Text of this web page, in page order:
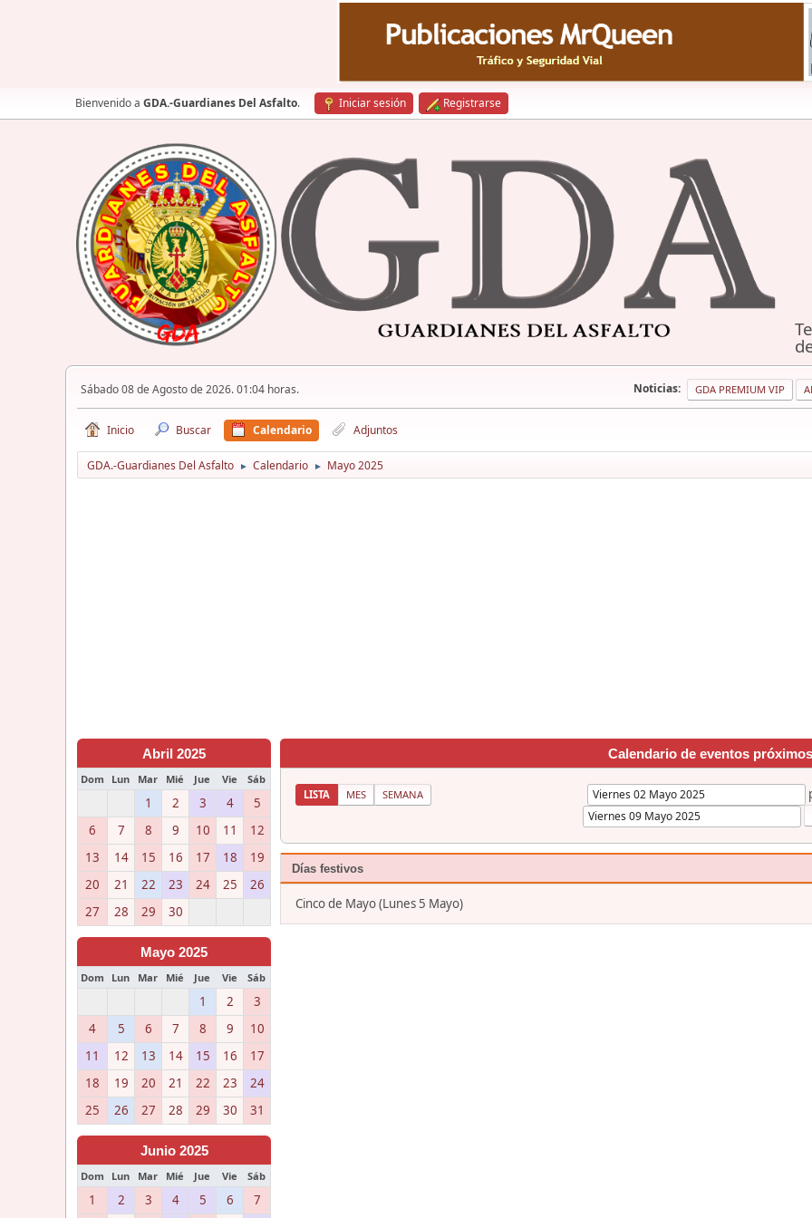
Bienvenido a GDA.-Guardianes Del Asfalto. Iniciar sesión Registrarse
Sábado 08 de Agosto de 2026. 01:04 horas. Noticias: GDA PREMIUM VIP
Inicio Buscar Calendario Adjuntos
GDA.-Guardianes Del Asfalto ► Calendario ► Mayo 2025
Abril 2025
Dom Lun Mar Mié Jue Vie Sáb
1 2 3 4
5
6
7 8 9 10 11
12
13
14 15 16 17 18
19
20
21 22 23 24 25
26
27
28 29 30
Mayo 2025
Dom Lun Mar Mié Jue Vie Sáb
1 2
3
4
5 6 7 8 9
10
11
12 13 14 15 16
17
18
19 20 21 22 23
24
25
26 27 28 29 30 31
Junio 2025
Dom Lun Mar Mié Jue Vie Sáb
1 2 3 4 5 6 7
Calendario de eventos próximos
LISTA MES SEMANA
Días festivos
Cinco de Mayo (Lunes 5 Mayo)